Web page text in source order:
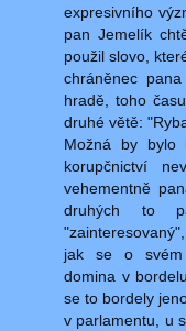
expresivního
pan Jemelík
použil slovo,
chráněnec
hradě, toho
druhé větě:
Možná by bylo
korupčnictví
vehementně
druhých to
jak se o svém
domina v
se to bordely
v parlamentu, u